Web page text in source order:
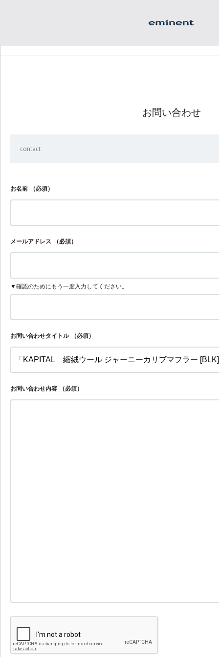
お問い合わせ
contact
お名前 （必須）
メールアドレス （必須）
▼確認のためにもう一度入力してください。
お問い合わせタイトル （必須）
お問い合わせ内容 （必須）